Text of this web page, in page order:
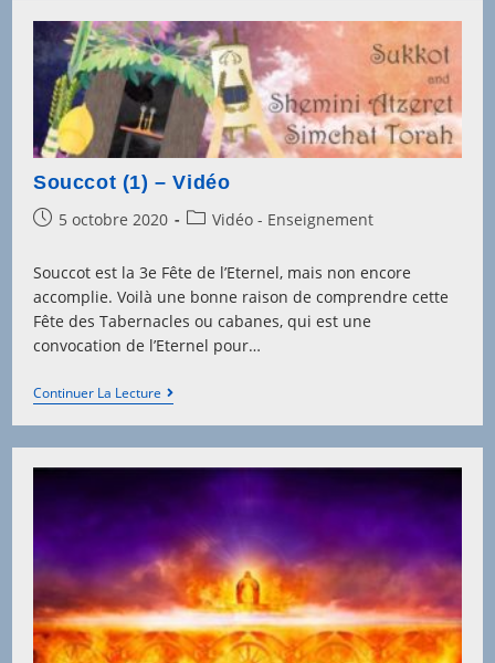
Souccot (1) – Vidéo
Post5 octobre 2020
PostVidéo - Enseignement
Souccot est la 3e Fête de l’Eternel, mais non encore
accomplie. Voilà une bonne raison de comprendre cette
Fête des Tabernacles ou cabanes, qui est une
convocation de l’Eternel pour…
Continuer La LectureSouccot
(1)
–
Vidéo